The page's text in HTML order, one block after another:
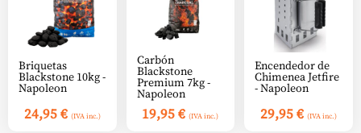
Briquetas
Blackstone 10kg -
Napoleon
24,95€ (IVA inc.)
Carbón
Blackstone
Premium 7kg -
Napoleon
19,95€ (IVA inc.)
Encendedor de
Chimenea Jetfire
- Napoleon
29,95€ (IVA inc.)